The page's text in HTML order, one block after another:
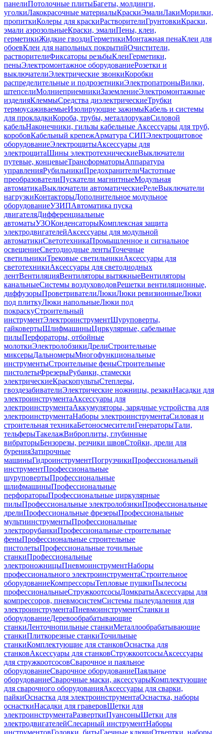
панелиПотолочные плитыБагеты, молдинги,
уголкиЛакокрасочные материалыКраскиЭмалиЛакиМорилки,
пропиткиКолеры для краскиРастворителиГрунтовкиКраски,
эмали аэрозольныеКраски, эмалиПены, клеи,
герметикиЖидкие гвоздиГерметикиМонтажная пенаКлеи для
обоевКлеи для напольных покрытийОчистители,
растворителиФиксаторы резьбыКлеиГерметики,
пеныЭлектромонтажное оборудованиеРозетки и
выключателиЭлектрические звонкиКоробки
распределительные и подрозетникиЭлектропатроныВилки,
штепселиМолниеприемникиЗаземлениеЭлектромонтажные
изделияКлеммыСредства диэлектрическиеТрубки
термоусаживаемыеИзолирующие зажимыКабель и системы
для прокладкиКороба, трубы, металлорукавСиловой
кабельНаконечники, гильзы кабельные Аксессуары для труб,
коробовКабельный крепежАрматура СИПЭлектрощитовое
оборудованиеЭлектрощитыАксессуары для
электрощитаШины электротехническиеВыключатели
путевые, концевыеТрансформаторыАппаратура
управленияРубильникиПредохранителиЧастотные
преобразователиПускатели магнитныеМодульная
автоматикаВыключатели автоматическиеРелеВыключатели
нагрузкиКонтакторыДополнительное модульное
оборудованиеУЗИПАвтоматика пуска
двигателяДифференциальные
автоматыУЗОКонденсаторыКомплексная защита
электродвигателейАксессуары для модульной
автоматикиСветотехникаПромышленное и сигнальное
освещениеСветодиодные лентыТочечные
светильникиТрековые светильникиАксессуары для
светотехникиАксессуары для светодиодных
лентВентиляцияВентиляторы вытяжныеВентиляторы
канальныеСистемы воздуховодовРешетки вентиляционные,
диффузорыПроветривателиЛюкиЛюки ревизионныеЛюки
под плиткуЛюки напольныеЛюки под
покраскуСтроительный
инструментЭлектроинструментШуруповерты,
гайковертыШлифмашиныЦиркулярные, сабельные
пилыПерфораторы, отбойные
молоткиЭлектролобзикиДрелиСтроительные
миксерыДальномерыМногофункциональные
инструментыСтроительные феныСтроительные
пистолетыФрезерыРубанки, стамески
электрическиеКраскопультыСтеплеры,
гвоздезабивателиЭлектрические ножницы, резакиНасадки для
электроинструментаАксессуары для
электроинструментаАккумуляторы, зарядные устройства для
электроинструментаНаборы электроинструментаСиловая и
строительная техникаБетоносмесителиГенераторыТали,
тельферыТакелажВиброплиты, глубинные
вибраторыБензорезы, резчики швовСтойки, дрели для
буренияЗатирочные
машиныГидроинструментПогрузчикиПрофессиональный
инструментПрофессиональные
шуруповертыПрофессиональные
шлифмашиныПрофессиональные
перфораторыПрофессиональные циркулярные
пилыПрофессиональные электролобзикиПрофессиональные
дрелиПрофессиональные фрезерыПрофессиональные
мультиинструментыПрофессиональные
электрорубанкиПрофессиональные строительные
феныПрофессиональные строительные
пистолетыПрофессиональные точильные
станкиПрофессиональные
электроножницыПневмоинструментНаборы
профессионального электроинструментаСтроительное
оборудованиеКомпрессорыТепловые пушкиПылесосы
профессиональныеСтружкоотсосыДомкратыАксессуары для
компрессоров, пневмосистемСистемы пылеудаления для
электроинструментаПневмоинструментСтанки и
оборудованиеДеревообрабатывающие
станкиЛенточнопильные станкиМеталлообрабатывающие
станкиПлиткорезные станкиТочильные
станкиКомплектующие для станковОснастка для
станковАксессуары для станковСтружкоотсосыАксессуары
для стружкоотсосовСварочное и паяльное
оборудованиеСварочное оборудованиеПаяльное
оборудованиеСварочные маски, аксессуарыКомплектующие
для сварочного оборудованияАксессуары для сварки,
пайкиОснастка для электроинструментаОснастка, наборы
оснасткиНасадки для граверовЩетки для
электроинструментаРазверткиПуансоныЩетки для
электродвигателейСлесарный инструментНаборы
инструментовГоловки, битыГаечные ключиОтвертки, наборы